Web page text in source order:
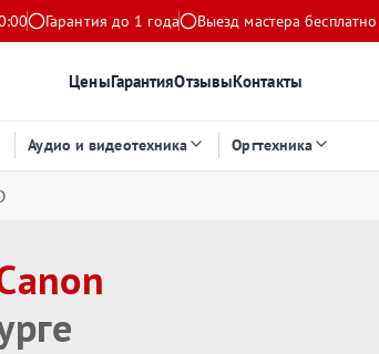
Гарантия до 1 года Выезд мастера бесплатно
ЦеныГарантияОтзывыКонтакты
Аудио и видеотехника Оргтехника